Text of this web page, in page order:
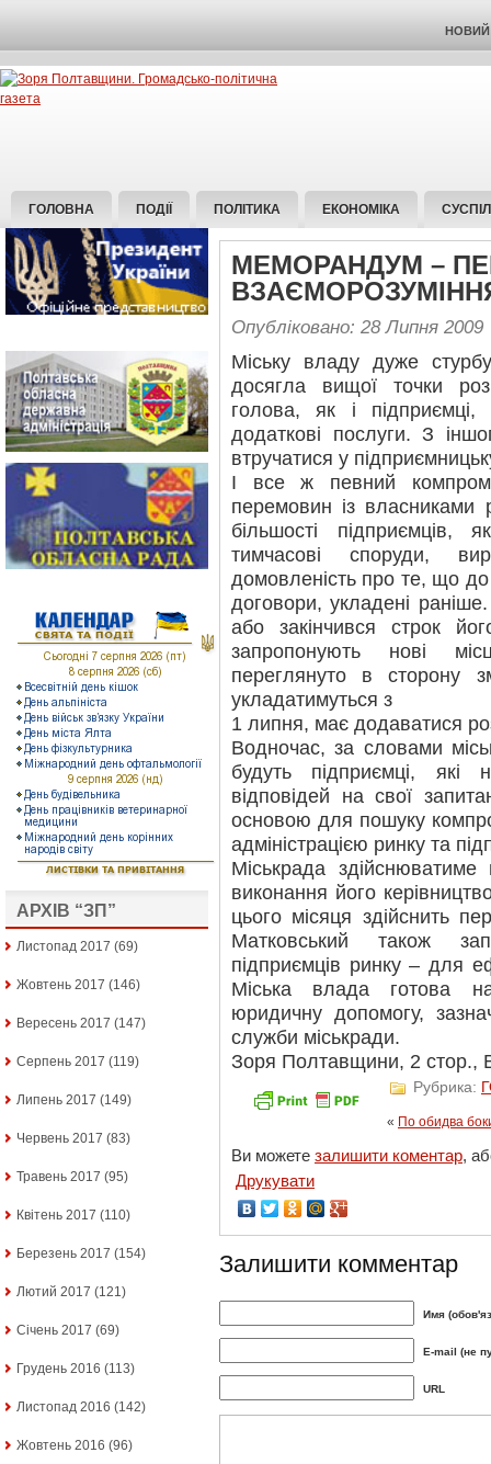
НОВИЙ
ГОЛОВНА ПОДІЇ ПОЛІТИКА ЕКОНОМІКА
АРХІВ “ЗП”
Листопад 2017 (69)
Жовтень 2017 (146)
Вересень 2017 (147)
Серпень 2017 (119)
Липень 2017 (149)
Червень 2017 (83)
Травень 2017 (95)
Квітень 2017 (110)
Березень 2017 (154)
Лютий 2017 (121)
Січень 2017 (69)
Грудень 2016 (113)
Листопад 2016 (142)
Жовтень 2016 (96)
МЕМОРАНДУМ –
Опубліковано: 28 Липня 2009
Міську владу дуже
досягла вищої точки
голова, як і
додаткові послуги. З
втручатися у
І все ж певний
перемовин із власниками
більшості підприємців,
тимчасові споруди,
домовленість про те, що
договори, укладені
або закінчився строк
запропонують нові
переглянуто в сторону
укладатимуться з
1 липня, має додаватися
Водночас, за словами
будуть підприємці,
відповідей на свої
основою для пошуку
адміністрацією ринку та
Міськрада здійснюватиме
виконання його
цього місяця здійснить
Матковський також
підприємців ринку – для
Міська влада готова
юридичну допомогу,
служби міськради.
Зоря Полтавщини, 2 стор.,
Рубрика:
« По обидва
Ви можете залишити коментар,
Друкувати
Залишити комментар
Имя
E-mail (не
URL